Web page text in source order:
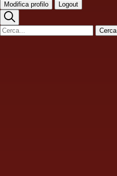
Modifica profilo Logout
Cerca